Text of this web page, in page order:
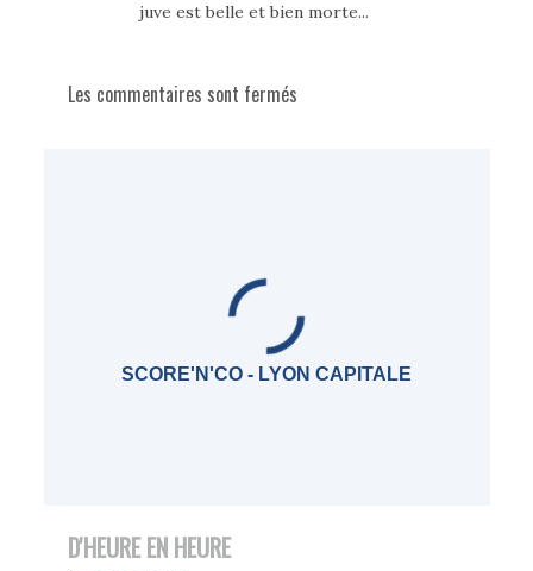
juve est belle et bien morte...
Les commentaires sont fermés
SCORE'N'CO - LYON CAPITALE
D'HEURE EN HEURE